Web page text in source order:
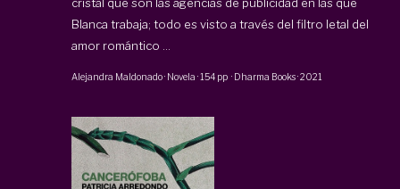
Blanca trabaja; todo es visto a través del filtro letal del
amor romántico ...
Alejandra Maldonado· Novela ·154 pp · Dharma Books·2021